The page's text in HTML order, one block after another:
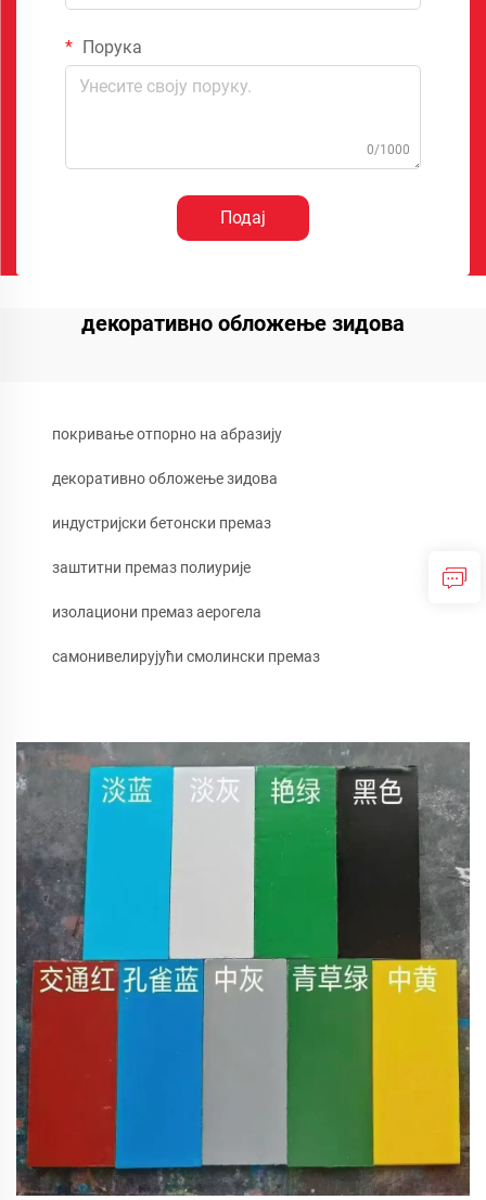
Порука
0/1000
Подај
декоративно обложење зидова
покривање отпорно на абразију
декоративно обложење зидова
индустријски бетонски премаз
заштитни премаз полиурије
изолациони премаз аерогела
самонивелирујући смолински премаз